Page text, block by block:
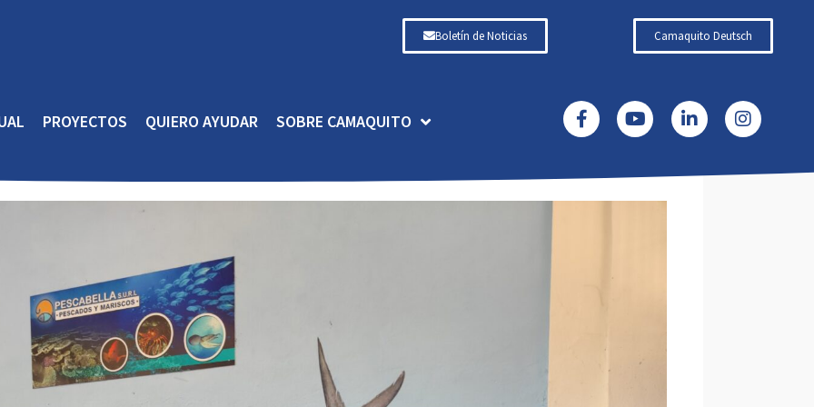
Boletín de Noticias Camaquito Deutsch
PROYECTOS QUIERO AYUDAR SOBRE CAMAQUITO